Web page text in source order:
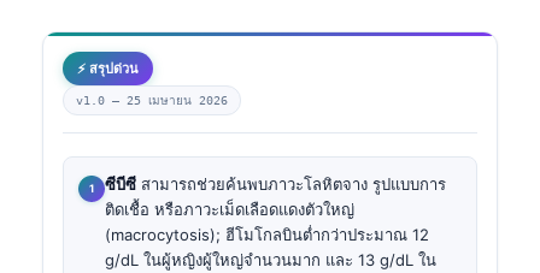
⚡ สรุปด่วน
v1.0 — 25 เมษายน 2026
ซีบีซี สามารถช่วยค้นพบภาวะโลหิตจาง รูปแบบการ
ติดเชื้อ หรือภาวะเม็ดเลือดแดงตัวใหญ่
(macrocytosis); ฮีโมโกลบินต่ำกว่าประมาณ 12
g/dL ในผู้หญิงผู้ใหญ่จำนวนมาก และ 13 g/dL ใน